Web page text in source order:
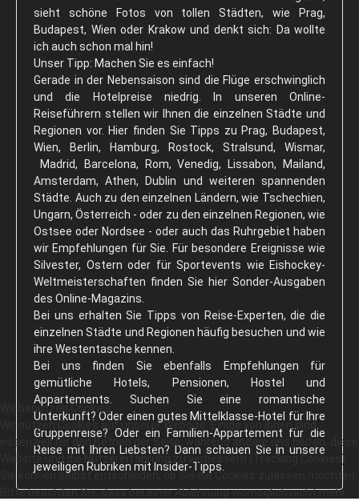
sieht schöne Fotos von tollen Städten, wie Prag,
Budapest, Wien oder Krakow und denkt sich: Da wollte
ich auch schon mal hin!
Unser Tipp: Machen Sie es einfach!
Gerade in der Nebensaison sind die Flüge erschwinglich
und die Hotelpreise niedrig. In unseren Online-
Reiseführern stellen wir Ihnen die einzelnen Städte und
Regionen vor. Hier finden Sie Tipps zu Prag, Budapest,
Wien, Berlin, Hamburg, Rostock, Stralsund, Wismar,
Madrid, Barcelona, Rom, Venedig, Lissabon, Mailand,
Amsterdam, Athen, Dublin und weiteren spannenden
Städte. Auch zu den einzelnen Ländern, wie Tschechien,
Ungarn, Österreich - oder zu den einzelnen Regionen, wie
Ostsee oder Nordsee - oder auch das Ruhrgebiet haben
wir Empfehlungen für Sie. Für besondere Ereignisse wie
Silvester, Ostern oder für Sportevents wie Eishockey-
Weltmeisterschaften finden Sie hier Sonder-Ausgaben
des Online-Magazins.
Bei uns erhalten Sie Tipps von Reise-Experten, die die
einzelnen Städte und Regionen häufig besuchen und wie
ihre Westentasche kennen.
Bei uns finden Sie ebenfalls Empfehlungen für
gemütliche Hotels, Pensionen, Hostel und
Appartements. Suchen Sie eine romantische
Unterkunft? Oder einen gutes Mittelklasse-Hotel für Ihre
Gruppenreise? Oder ein Familien-Appartement für die
Reise mit Ihren Liebsten? Dann schauen Sie in unsere
jeweiligen Rubriken mit Insider-Tipps.
Wir benutzen Cookies
Wir nutzen Cookies auf unserer Website. Einige von ihnen sind
essenziell für den Betrieb der Seite, während andere uns helfen, diese
Website und die Nutzererfahrung zu verbessern (Tracking Cookies).
Sie können selbst entscheiden, ob Sie die Cookies zulassen möchten.
Bitte beachten Sie, dass bei einer Ablehnung womöglich nicht mehr